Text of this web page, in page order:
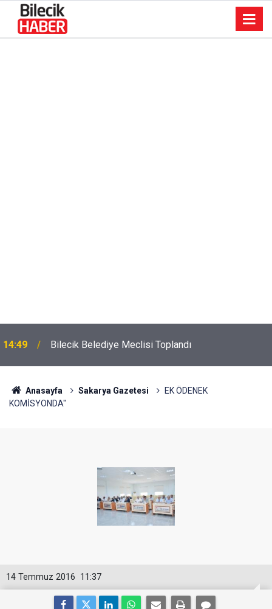
14:49 Bilecik Belediye Meclisi Toplandı
Anasayfa Sakarya Gazetesi
EK ÖDENEK
KOMİSYONDA"
11:37
14 Temmuz 2016